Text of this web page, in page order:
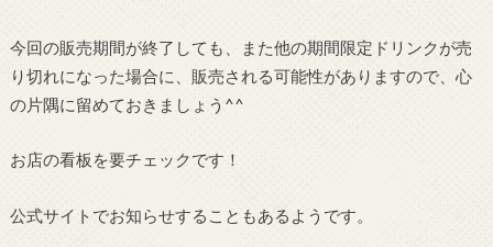
今回の販売期間が終了しても、また他の期間限定ドリンクが売
り切れになった場合に、販売される可能性がありますので、心
の片隅に留めておきましょう^^
お店の看板を要チェックです！
公式サイトでお知らせすることもあるようです。